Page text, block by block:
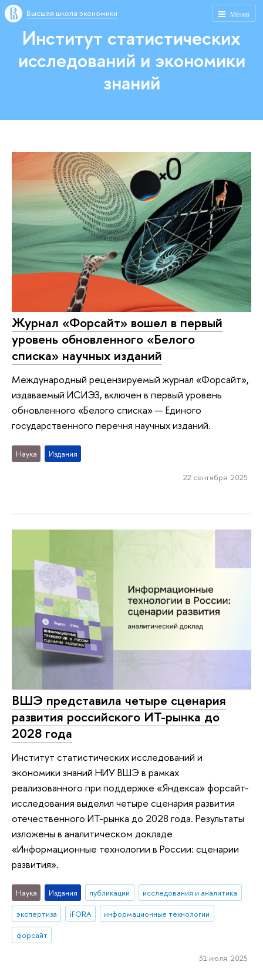
Меню
Высшая школа экономики
Институт статистических
исследований и экономики
знаний
Журнал «Форсайт» вошел в первый
уровень обновленного «Белого
списка» научных изданий
Международный рецензируемый журнал «Форсайт»,
издаваемый ИСИЭЗ, включен в первый уровень
обновленного «Белого списка» — Единого
государственного перечня научных изданий.
Наука Издания
22 сентября 2025
ВШЭ представила четыре сценария
развития российского ИТ-рынка до
2028 года
Институт статистических исследований и
экономики знаний НИУ ВШЭ в рамках
реализованного при поддержке «Яндекса» форсайт-
исследования выделил четыре сценария развития
отечественного ИТ-рынка до 2028 года. Результаты
изложены в аналитическом докладе
«Информационные технологии в России: сценарии
развития».
Наука Издания публикации
исследования и аналитика
экспертиза
iFORA
информационные технологии
форсайт
31 июля 2025